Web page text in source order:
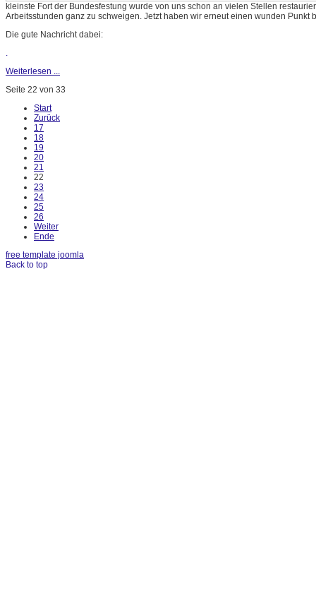
kleinste Fort der Bundesfestung wurde von uns schon an vielen Stellen
Arbeitsstunden ganz zu schweigen. Jetzt haben wir erneut einen wunden Punkt
Die gute Nachricht dabei:
.
Weiterlesen ...
Seite 22 von 33
Start
Zurück
17
18
19
20
21
22
23
24
25
26
Weiter
Ende
free template joomla
Back to top